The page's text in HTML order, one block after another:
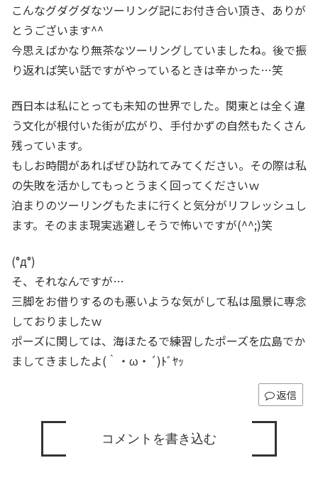
こんなグダグダなツーリング記にお付き合い頂き、ありが
とうございます^^
今思えばかなり無茶なツーリングしていましたね。後で振
り返れば笑い話ですがやっているときは辛かった…笑
西日本は私にとっても未知の世界でした。関東とは全く違
う文化が根付いた街が広がり、手付かずの自然もたくさん
残っています。
もしお時間があればぜひ訪れてみてください。その際は私
の失敗を活かしてもっとうまく回ってくださいｗ
泊まりのツーリングもたまに行くと気分がリフレッシュし
ます。そのまま現実逃避しそうで怖いですが(^^;)笑
(°д°)
そ、それなんですが…
三脚をお借りするのも悪いような気がして私は風景に専念
しておりましたｗ
ポーズに関しては、海ほたるで練習したポーズを広島でか
ましてきましたよ(｀・ω・´)ﾄﾞﾔｯ
返信
コメントを書き込む